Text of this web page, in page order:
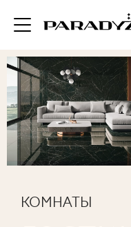
КОМНАТЫ